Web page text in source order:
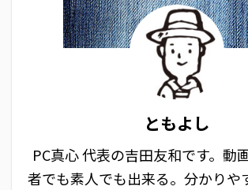
ともよし
PC真心 代表の吉田友和です。動
者でも素人でも出来る。分かりや